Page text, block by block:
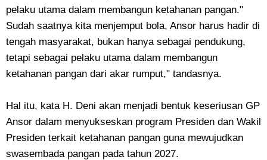
pelaku utama dalam membangun ketahanan pangan."
Sudah saatnya kita menjemput bola, Ansor harus hadir di
tengah masyarakat, bukan hanya sebagai pendukung,
tetapi sebagai pelaku utama dalam membangun
ketahanan pangan dari akar rumput," tandasnya.
Hal itu, kata H. Deni akan menjadi bentuk keseriusan GP
Ansor dalam menyukseskan program Presiden dan Wakil
Presiden terkait ketahanan pangan guna mewujudkan
swasembada pangan pada tahun 2027.